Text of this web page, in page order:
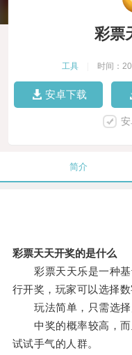
彩票
工具 时间：
安卓下载
简介
彩票天天开奖的是什么
彩票天天乐是一种基
行开奖，玩家可以选择数
玩法简单，只需选择
中奖的概率较高，而
试试手气的人群。